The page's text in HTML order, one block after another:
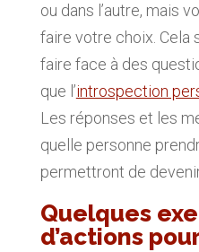
ou dans l’autre, mais
faire votre choix. Cela
faire face à des
que l’introspection
Les réponses et les
quelle personne
permettront de
Quelques
d’actions